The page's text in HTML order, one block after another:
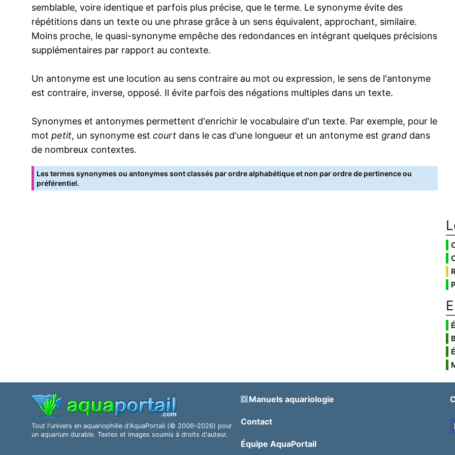
semblable, voire identique et parfois plus précise, que le terme. Le synonyme évite des
répétitions dans un texte ou une phrase grâce à un sens équivalent, approchant, similaire.
Moins proche, le quasi-synonyme empêche des redondances en intégrant quelques précisions
supplémentaires par rapport au contexte.
Un antonyme est une locution au sens contraire au mot ou expression, le sens de l'antonyme
est contraire, inverse, opposé. Il évite parfois des négations multiples dans un texte.
Synonymes et antonymes permettent d'enrichir le vocabulaire d'un texte. Par exemple, pour le
mot petit, un synonyme est court dans le cas d'une longueur et un antonyme est grand dans
de nombreux contextes.
Les termes synonymes ou antonymes sont classés par ordre alphabétique et non par ordre de pertinence ou
préférentiel.
Tout l'univers en aquariophilie d'AquaPortail (© 2006–2026) pour
un aquarium durable. Textes et images soumis à droits d'auteur.
Manuels aquariologie
Contact
Équipe AquaPortail